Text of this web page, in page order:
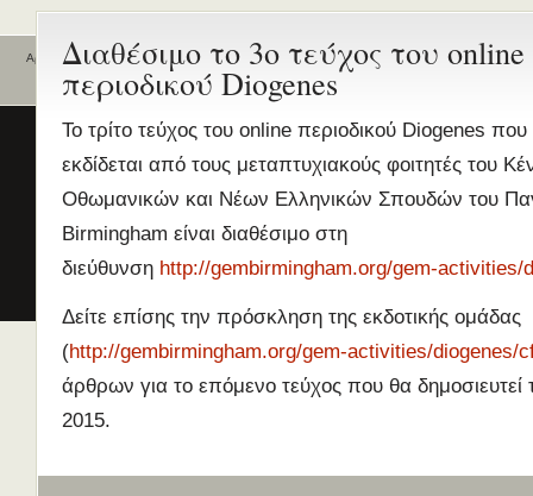
Διαθέσιμο το 3ο τεύχος του online
περιοδικού Diogenes
Το τρίτο τεύχος του online περιοδικού Diogenes που
εκδίδεται από τους μεταπτυχιακούς φοιτητές του
Οθωμανικών και Νέων Ελληνικών Σπουδών του
Birmingham είναι διαθέσιμο στη
διεύθυνση http://gembirmingham.org/gem-activities/
Δείτε επίσης την πρόσκληση της εκδοτικής ομάδας
(http://gembirmingham.org/gem-activities/diogenes/
άρθρων για το επόμενο τεύχος που θα δημοσιευτεί
2015.
Αρχική
Ποιοι είναι εδώ
Είναι εδώ αυτή τη στιγμή 0 χρήστες
Ενεργά θέματα
Δεύτερης/Ξένης Γλώσσας
(Εξ Αποστάσεως) από το Παν/
Λευκωσίας σε συνεργασία με
το πιστοποιητικό επιπέδου Γ2
Πρώτο Διεθνές Συνέδριο
Νεοελληνικών Σπουδών